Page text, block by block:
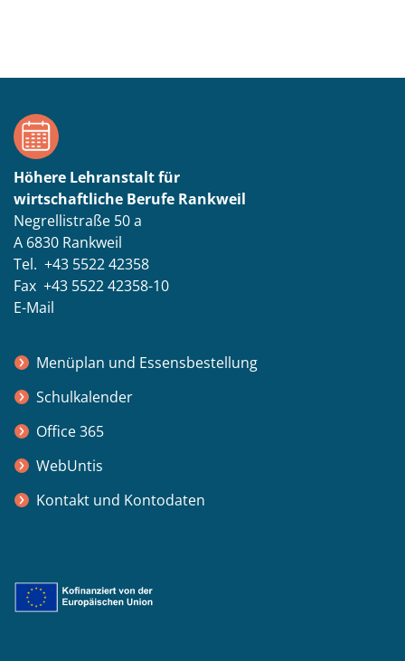
Höhere Lehranstalt für
wirtschaftliche Berufe Rankweil
Negrellistraße 50 a
A 6830 Rankweil
Tel. +43 5522 42358
Fax +43 5522 42358-10
E-Mail
Menüplan und Essensbestellung
Schulkalender
Office 365
WebUntis
Kontakt und Kontodaten